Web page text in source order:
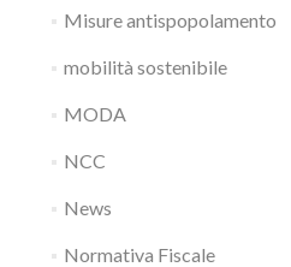
Misure antispopolamento
mobilità sostenibile
MODA
NCC
News
Normativa Fiscale